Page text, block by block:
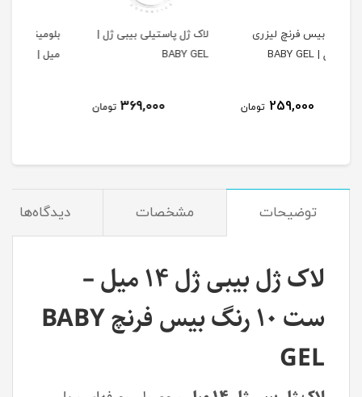
لاک ژل پاستیلی بیبی ژل |
BABY GEL
369,000
میل | BABY GEL
319,000
توضیحات مشخصات دیدگاه‌ها
لاک ژل بیبی ژل ۱۴ میل –
ست ۱۰ رنگ بیس فرنچ BABY
GEL